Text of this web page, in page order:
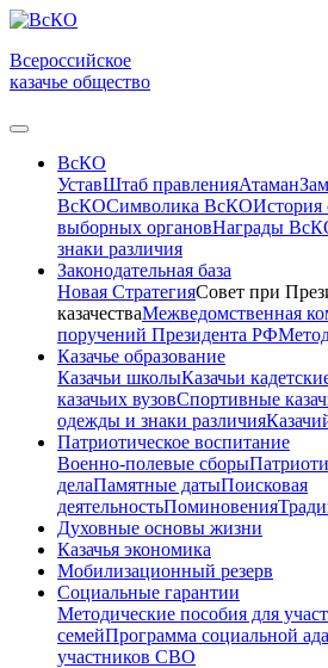
Всероссийское
казачье общество
ВсКО
УставШтаб правленияАтаман
ВсКОСимволика ВсКОИстория
выборных органовНаграды
знаки различия
Законодательная база
Новая СтратегияСовет при
казачестваМежведомственная
поручений Президента РФ
Казачье образование
Казачьи школыКазачьи
казачьих вузовСпортивные
одежды и знаки различия
Патриотическое воспитание
Военно-полевые сборы
делаПамятные датыПоисковая
деятельностьПоминовения
Духовные основы жизни
Казачья экономика
Мобилизационный резерв
Социальные гарантии
Методические пособия для
семейПрограмма социальной
участников СВО